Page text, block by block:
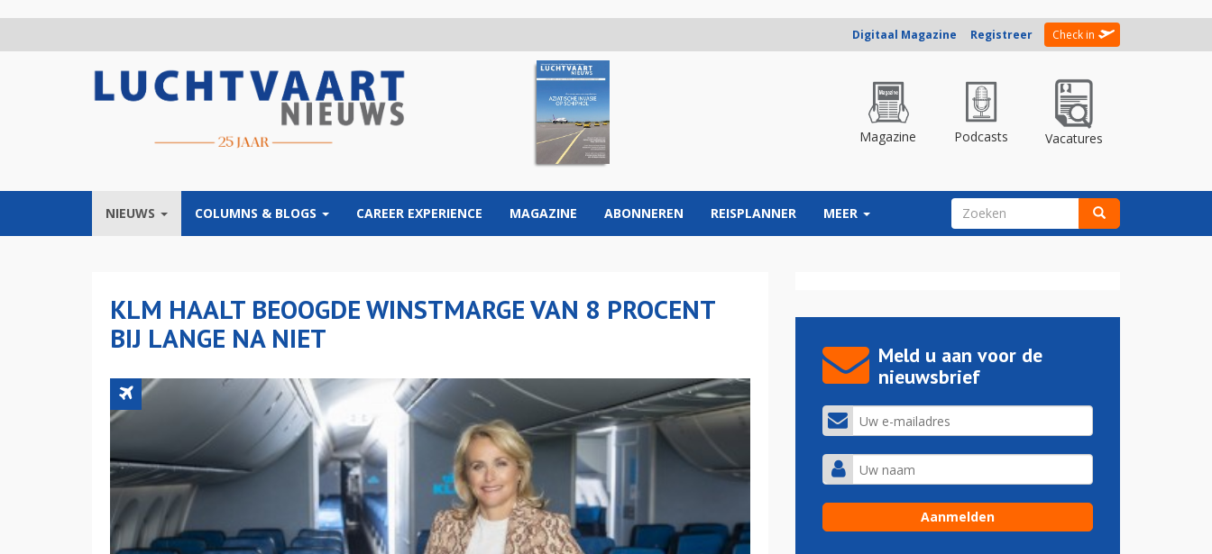
Digitaal Magazine Registreer Check in
Magazine Podcasts Vacatures
NIEUWS COLUMNS & BLOGS CAREER EXPERIENCE MAGAZINE ABONNEREN REISPLANNER MEER ZOEKVELD
KLM HAALT BEOOGDE WINSTMARGE VAN 8 PROCENT
BIJ LANGE NA NIET
Meld u aan voor de
nieuwsbrief